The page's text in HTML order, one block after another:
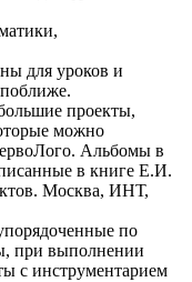
для уроков и
проекты,
можно
Альбомы в
в книге Е.И.
Москва, ИНТ,
по
при выполнении
с инструментарием